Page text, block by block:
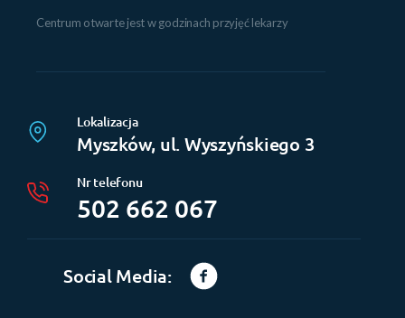
Centrum otwarte jest w godzinach przyjęć lekarzy
Lokalizacja
Myszków, ul. Wyszyńskiego 3
Nr telefonu
502 662 067
Social Media: